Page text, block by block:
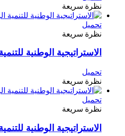
نظرة سريعة
تحميل
نظرة سريعة
الاستراتيجية الوطنية للتنمية
تحميل
نظرة سريعة
تحميل
نظرة سريعة
الاستراتيجية الوطنية للتنمية